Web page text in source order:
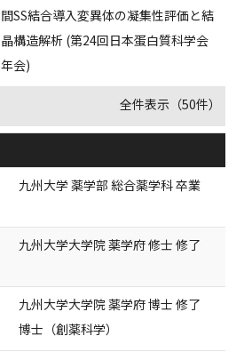
間SS結合導入変異体の凝集性評価と結
晶構造解析 (第24回日本蛋白質科学会
年会)
全件表示（50件）
九州大学 薬学部 総合薬学科 卒業
九州大学大学院 薬学府 修士 修了
九州大学大学院 薬学府 博士 修了
博士（創薬科学）